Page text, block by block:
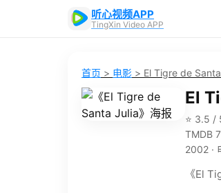
听心视频APP
TingXin Video APP
首页 > 电影 > El Tigre de
El
⭐ 3.5 /
TMDB
2002 ·
《El